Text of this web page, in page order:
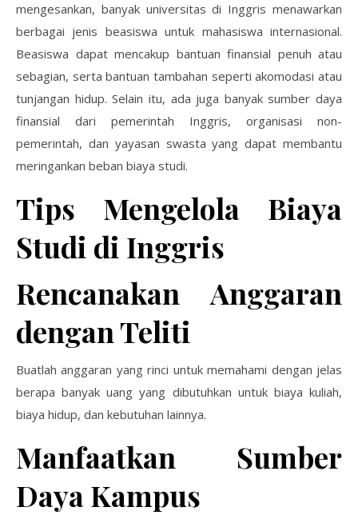
mengesankan, banyak universitas di Inggris menawarkan
berbagai jenis beasiswa untuk mahasiswa internasional.
Beasiswa dapat mencakup bantuan finansial penuh atau
sebagian, serta bantuan tambahan seperti akomodasi atau
tunjangan hidup. Selain itu, ada juga banyak sumber daya
finansial dari pemerintah Inggris, organisasi non-
pemerintah, dan yayasan swasta yang dapat membantu
meringankan beban biaya studi.
Tips Mengelola Biaya
Studi di Inggris
Rencanakan Anggaran
dengan Teliti
Buatlah anggaran yang rinci untuk memahami dengan jelas
berapa banyak uang yang dibutuhkan untuk biaya kuliah,
biaya hidup, dan kebutuhan lainnya.
Manfaatkan Sumber
Daya Kampus